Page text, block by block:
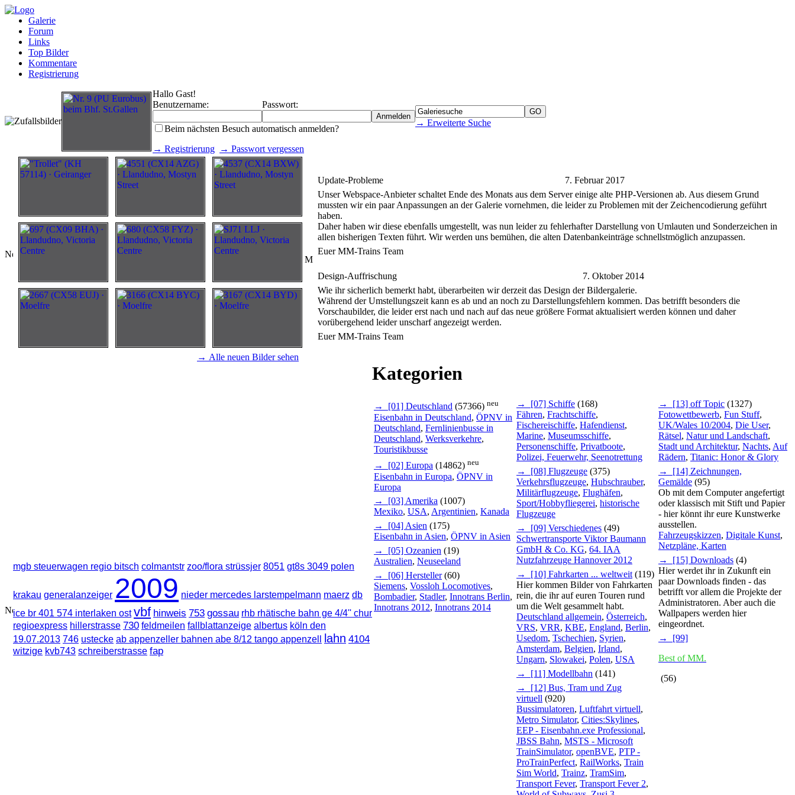
Galerie
Forum
Links
Top Bilder
Kommentare
Registrierung
Hallo Gast!
Benutzername:
Passwort:
Beim nächsten Besuch automatisch anmelden?
→ Registrierung
→ Passwort vergessen
→ Erweiterte Suche
→ Alle neuen Bilder sehen
Update-Probleme
7. Februar 2017
Unser Webspace-Anbieter schaltet Ende des Monats aus dem Server einige alte PHP-Versionen ab. Aus diesem Grund
mussten wir ein paar Anpassungen an der Galerie vornehmen, die leider zu Problemen mit der Zeichencodierung geführt
haben.
Daher haben wir diese ebenfalls umgestellt, was nun leider zu fehlerhafter Darstellung von Umlauten und Sonderzeichen in
allen bisherigen Texten führt. Wir werden uns bemühen, die alten Datenbankeinträge schnellstmöglich anzupassen.
Euer MM-Trains Team
Design-Auffrischung
7. Oktober 2014
Wie ihr sicherlich bemerkt habt, überarbeiten wir derzeit das Design der Bildergalerie.
Während der Umstellungszeit kann es ab und an noch zu Darstellungsfehlern kommen. Das betrifft besonders die
Vorschaubilder, die leider erst nach und nach auf das neue größere Format aktualisiert werden können und daher
vorübergehend leider unscharf angezeigt werden.
Euer MM-Trains Team
mgb steuerwagen regio bitsch colmantstr zoo/flora strüssjer 8051 gt8s 3049 polen
krakau generalanzeiger 2009 nieder mercedes larstempelmann maerz db
ice br 401 574 interlaken ost vbf hinweis 753 gossau rhb rhätische bahn ge 4/4'' chur
regioexpress hillerstrasse 730 feldmeilen fallblattanzeige albertus köln den
19.07.2013 746 ustecke ab appenzeller bahnen abe 8/12 tango appenzell lahn 4104
witzige kvb743 schreiberstrasse fap
Kategorien
→ [01] Deutschland (57366) neu
Eisenbahn in Deutschland, ÖPNV in
Deutschland, Fernlinienbusse in
Deutschland, Werksverkehre,
Touristikbusse
→ [02] Europa (14862) neu
Eisenbahn in Europa, ÖPNV in
Europa
→ [03] Amerika (1007)
Mexiko, USA, Argentinien, Kanada
→ [04] Asien (175)
Eisenbahn in Asien, ÖPNV in Asien
→ [05] Ozeanien (19)
Australien, Neuseeland
→ [06] Hersteller(60)
Siemens, Vossloh Locomotives,
Bombadier, Stadler, Innotrans Berlin,
Innotrans 2012, Innotrans 2014
→ [07] Schiffe (168)
Fähren, Frachtschiffe,
Fischereischiffe, Hafendienst,
Marine, Museumsschiffe,
Personenschiffe, Privatboote,
Polizei, Feuerwehr, Seenotrettung
→ [08] Flugzeuge (375)
Verkehrsflugzeuge, Hubschrauber,
Militärflugzeuge, Flughäfen,
Sport/Hobbyfliegerei, historische
Flugzeuge
→ [09] Verschiedenes (49)
Schwertransporte Viktor Baumann
GmbH & Co. KG, 64. IAA
Nutzfahrzeuge Hannover 2012
→ [10] Fahrkarten ... weltweit(119)
Hier kommen Bilder von Fahrkarten
rein, die ihr auf euren Touren rund
um die Welt gesammelt habt.
Deutschland allgemein, Österreich,
VRS, VRR, KBE, England, Berlin,
Usedom, Tschechien, Syrien,
Amsterdam, Belgien, Irland,
Ungarn, Slowakei, Polen, USA
→ [11] Modellbahn (141)
→ [12] Bus, Tram und Zug
virtuell (920)
Bussimulatoren, Luftfahrt virtuell,
Metro Simulator, Cities:Skylines,
EEP - Eisenbahn.exe Professional,
JBSS Bahn, MSTS - Microsoft
TrainSimulator, openBVE, PTP -
ProTrainPerfect, RailWorks, Train
Sim World, Trainz, TramSim,
Transport Fever, Transport Fever 2,
→ [13] off Topic (1327)
Fotowettbewerb, Fun Stuff,
UK/Wales 10/2004, Die User,
Rätsel, Natur und Landschaft,
Stadt und Architektur, Nachts, Auf
Rädern, Titanic: Honor & Glory
→ [14] Zeichnungen,
Gemälde (95)
Ob mit dem Computer angefertigt
oder klassisch mit Stift und Papier
- hier könnt ihr eure Kunstwerke
ausstellen.
Fahrzeugskizzen, Digitale Kunst,
Netzpläne, Karten
→ [15] Downloads (4)
Hier werdet ihr in Zukunft ein
paar Downloads finden - das
betrifft vor allem die Projekte der
Administratoren. Aber auch die
Wallpapers werden hier
eingeordnet.
→ [99]
Best of MM.
(56)